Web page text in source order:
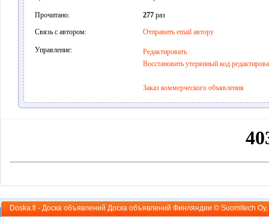
Прочитано: 277раз
Связь с автором:
Отправить email автору
Управление:
Редактировать
Восстановить утерянный код
Заказ коммерческого объявления
Doska.fi - Доска объявлений Доска объявлений Финляндии © Suomitech Oy